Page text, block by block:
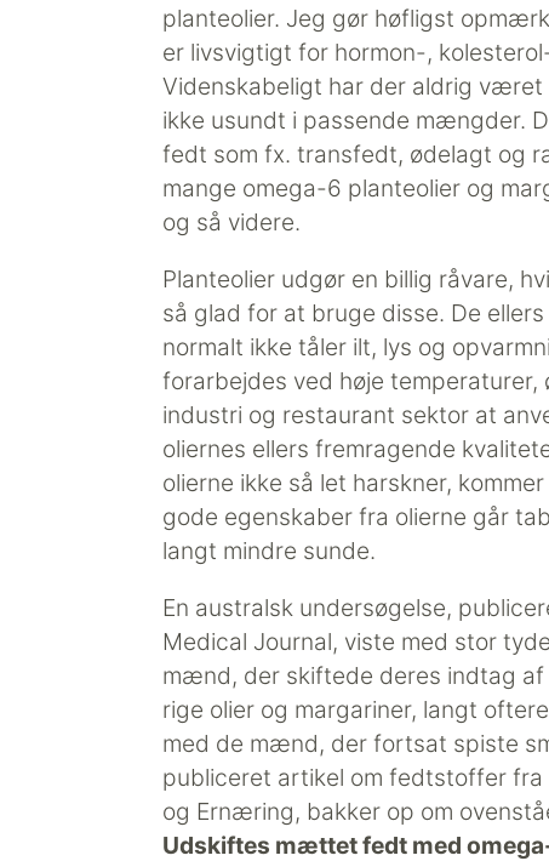
planteolier. Jeg gør høfligst
er livsvigtigt for hormon-,
Videnskabeligt har der aldrig
ikke usundt i passende mængder.
fedt som fx. transfedt, ødelagt og
mange omega-6 planteolier og
og så videre.
Planteolier udgør en billig råvare,
så glad for at bruge disse. De
normalt ikke tåler ilt, lys og
forarbejdes ved høje
industri og restaurant sektor at
oliernes ellers fremragende
olierne ikke så let harskner,
gode egenskaber fra olierne går
langt mindre sunde.
En australsk undersøgelse,
Medical Journal, viste med stor
mænd, der skiftede deres indtag
rige olier og margariner, langt
med de mænd, der fortsat spiste
publiceret artikel om fedtstoffer
og Ernæring, bakker op om
Udskiftes mættet fedt med